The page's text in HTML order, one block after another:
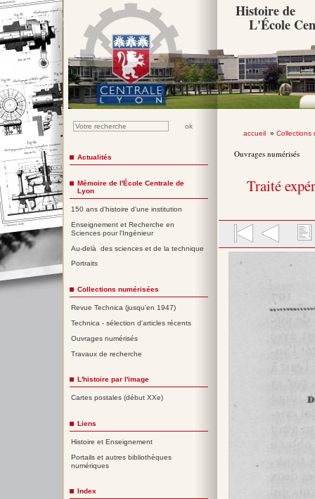
Histoire de
L'École
accueil» Collections
Ouvrages numérisés
Traité
Actualités
Mémoire de l'École Centrale de
Lyon
150 ans d'histoire d'une institution
Enseignement et Recherche en
Sciences pour l'Ingénieur
Au-delà des sciences et de la technique
Portraits
Collections numérisées
Revue Technica (jusqu'en 1947)
Technica - sélection d'articles récents
Ouvrages numérisés
Travaux de recherche
L'histoire par l'image
Cartes postales (début XXe)
Liens
Histoire et Enseignement
Portails et autres bibliothèques
numériques
Index